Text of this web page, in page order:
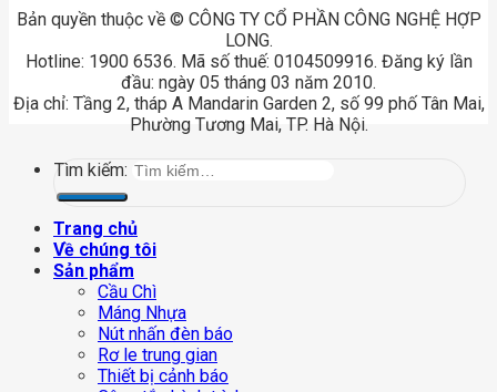
Bản quyền thuộc về © CÔNG TY CỔ PHẦN CÔNG NGHỆ HỢP
LONG.
Hotline: 1900 6536. Mã số thuế: 0104509916. Đăng ký lần
đầu: ngày 05 tháng 03 năm 2010.
Địa chỉ: Tầng 2, tháp A Mandarin Garden 2, số 99 phố Tân Mai,
Phường Tương Mai, TP. Hà Nội.
Tìm kiếm:
Trang chủ
Về chúng tôi
Sản phẩm
Cầu Chì
Máng Nhựa
Nút nhấn đèn báo
Rơ le trung gian
Thiết bị cảnh báo